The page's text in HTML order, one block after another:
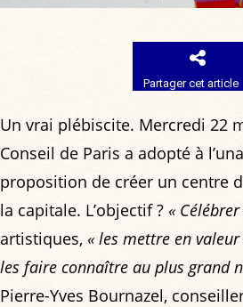
Partager cet article
Un vrai plébiscite. Mercredi 22
Conseil de Paris a adopté à
proposition de créer un centre
la capitale. L’objectif ? « Célébrer
artistiques, « les mettre en valeur
les faire connaître au plus grand
Pierre-Yves Bournazel,